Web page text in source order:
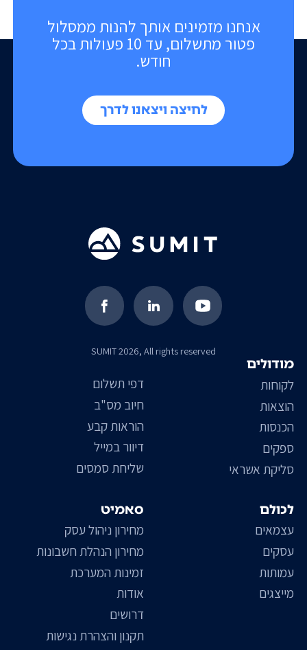
אנחנו מזמינים אותך להנות ממסלול
פטור מתשלום, עד 10 פעולות בכל
חודש.
לחיצה ויצאנו לדרך
SUMIT 2026, All rights reserved
סאמיט
מחירון ניהול עסק
מחירון הנהלת חשבונות
זמינות המערכת
אודות
דרושים
תקנון והצהרת נגישות
דפי תשלום
חיוב מס"ב
הוראות קבע
דיוור במייל
שליחת סמסים
מודולים
לקוחות
הוצאות
הכנסות
ספקים
סליקת אשראי
לכולם
עצמאים
עסקים
עמותות
מייצגים